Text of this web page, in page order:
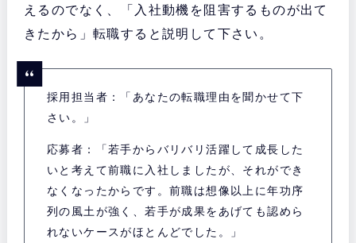
えるのでなく、「入社動機を阻害するものが出て
きたから」転職すると説明して下さい。
採用担当者：「あなたの転職理由を聞かせて下
さい。」
応募者：「若手からバリバリ活躍して成長した
いと考えて前職に入社しましたが、それができ
なくなったからです。前職は想像以上に年功序
列の風土が強く、若手が成果をあげても認めら
れないケースがほとんどでした。」